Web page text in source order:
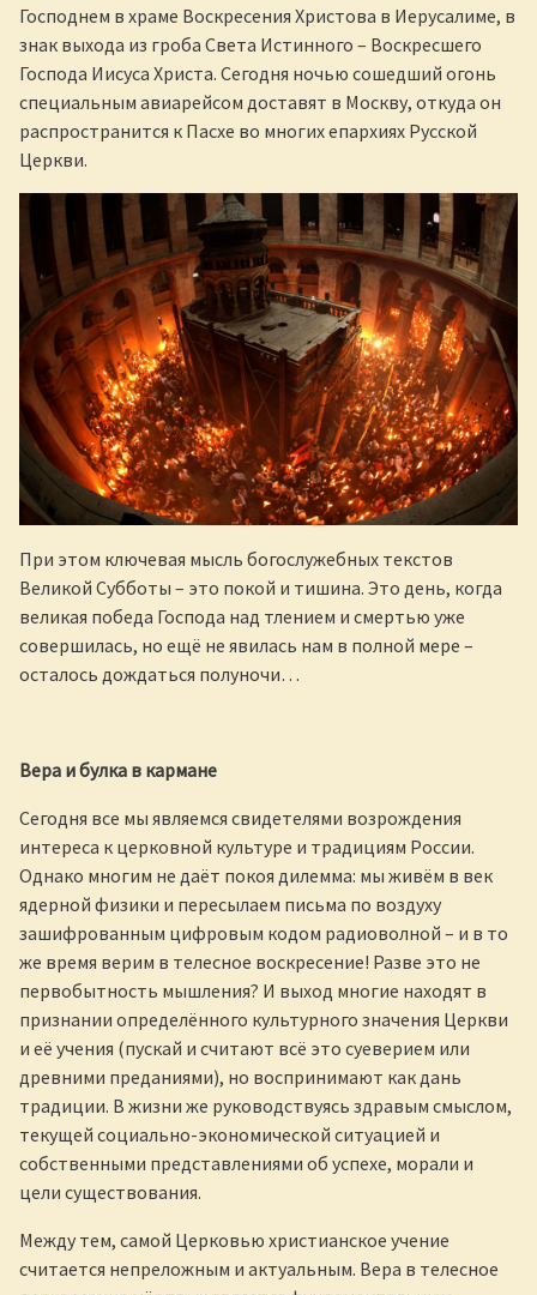
Господнем в храме Воскресения Христова в Иерусалиме, в
знак выхода из гроба Света Истинного – Воскресшего
Господа Иисуса Христа. Сегодня ночью сошедший огонь
специальным авиарейсом доставят в Москву, откуда он
распространится к Пасхе во многих епархиях Русской
Церкви.
При этом ключевая мысль богослужебных текстов
Великой Субботы – это покой и тишина. Это день, когда
великая победа Господа над тлением и смертью уже
совершилась, но ещё не явилась нам в полной мере –
осталось дождаться полуночи…
Вера и булка в кармане
Сегодня все мы являемся свидетелями возрождения
интереса к церковной культуре и традициям России.
Однако многим не даёт покоя дилемма: мы живём в век
ядерной физики и пересылаем письма по воздуху
зашифрованным цифровым кодом радиоволной – и в то
же время верим в телесное воскресение! Разве это не
первобытность мышления? И выход многие находят в
признании определённого культурного значения Церкви
и её учения (пускай и считают всё это суеверием или
древними преданиями), но воспринимают как дань
традиции. В жизни же руководствуясь здравым смыслом,
текущей социально-экономической ситуацией и
собственными представлениями об успехе, морали и
цели существования.
Между тем, самой Церковью христианское учение
считается непреложным и актуальным. Вера в телесное